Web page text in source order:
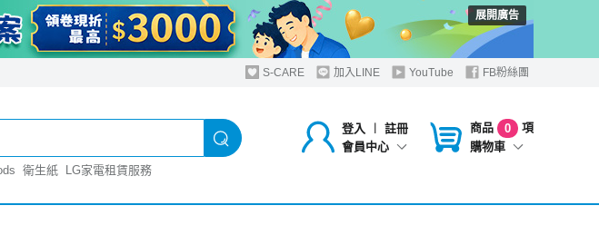
展開廣告
S-CARE 加入LINE YouTube FB粉絲團
登入 ︱
註冊
會員中心
商品 0
項
購物車
衛生紙 LG家電租賃服務